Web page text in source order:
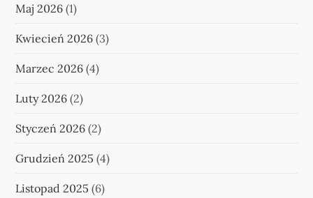
Maj 2026 (1)
Kwiecień 2026 (3)
Marzec 2026 (4)
Luty 2026 (2)
Styczeń 2026 (2)
Grudzień 2025 (4)
Listopad 2025 (6)